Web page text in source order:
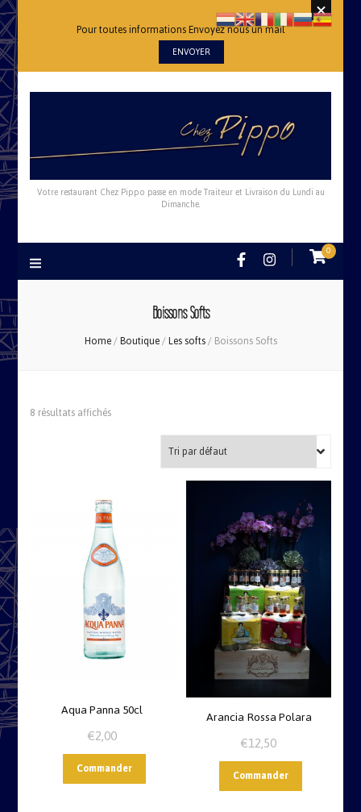
Pour toutes informations Envoyez nous un mail
ENVOYER
Votre restaurant Chez Pippo passe en mode Traiteur et Livraison du Lundi au
Dimanche.
0
Boissons Softs
Home/Boutique/Les softs/Boissons Softs
8 résultats affichés
Aqua Panna 50cl
€2,00
Commander
Arancia Rossa Polara
€12,50
Commander